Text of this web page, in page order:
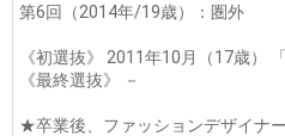
第6回（2014年/19歳）：圏外
《初選抜》 2011年10月（17歳）
《最終選抜》 －
★卒業後、ファッションデザイナ